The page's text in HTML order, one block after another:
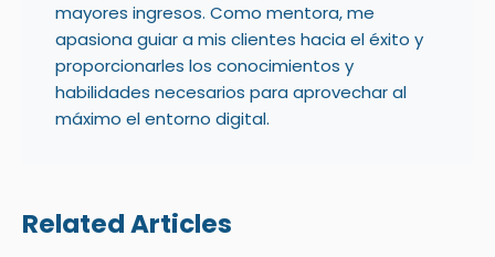
mayores ingresos. Como mentora, me
apasiona guiar a mis clientes hacia el éxito y
proporcionarles los conocimientos y
habilidades necesarios para aprovechar al
máximo el entorno digital.
Related Articles